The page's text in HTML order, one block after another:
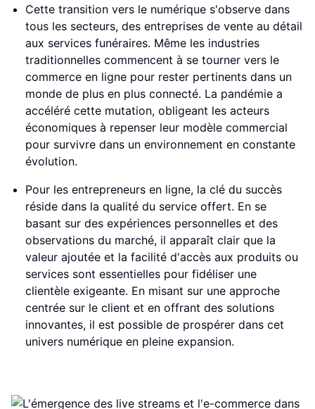
Cette transition vers le numérique s'observe dans
tous les secteurs, des entreprises de vente au détail
aux services funéraires. Même les industries
traditionnelles commencent à se tourner vers le
commerce en ligne pour rester pertinents dans un
monde de plus en plus connecté. La pandémie a
accéléré cette mutation, obligeant les acteurs
économiques à repenser leur modèle commercial
pour survivre dans un environnement en constante
évolution.
Pour les entrepreneurs en ligne, la clé du succès
réside dans la qualité du service offert. En se
basant sur des expériences personnelles et des
observations du marché, il apparaît clair que la
valeur ajoutée et la facilité d'accès aux produits ou
services sont essentielles pour fidéliser une
clientèle exigeante. En misant sur une approche
centrée sur le client et en offrant des solutions
innovantes, il est possible de prospérer dans cet
univers numérique en pleine expansion.